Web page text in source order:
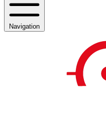
Navigation